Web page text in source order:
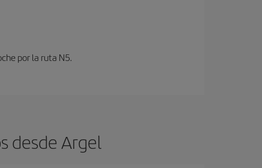
por la ruta N5.
desde Argel